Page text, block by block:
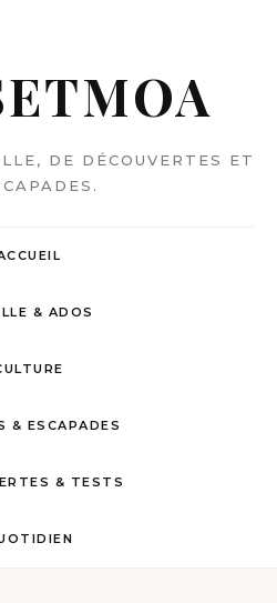
DE DÉCOUVERTES ET
& ADOS
& ESCAPADES
& TESTS